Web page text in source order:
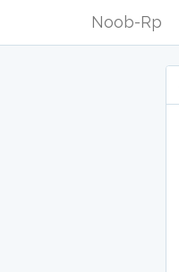
Noob-Rp